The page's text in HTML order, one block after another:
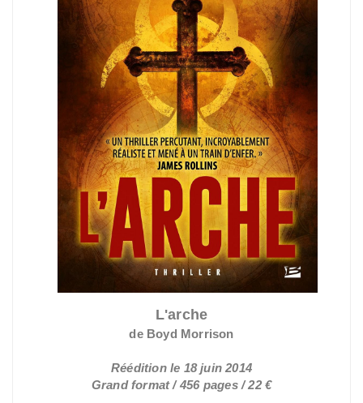
L'arche
de Boyd Morrison
Réédition le 18 juin 2014
Grand format / 456 pages / 22 €